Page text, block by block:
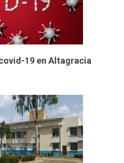
19 en Altagracia